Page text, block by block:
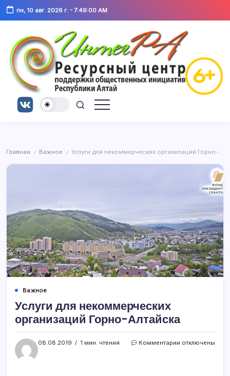
Перейтипн, 10 авг. 2026 г. - 7:49:00 AM
Ресурсный
центр
г.
Горно-
Ресурсный
Центр
активистов
Горно-
Алтайска
общественных
инициатив
Горно-
Алтайска
«ИнтегРА»
организаций
и
гражданских
Горно-
Алтайска
Республики
Алтай
Главная / Важное / Услуги для некоммерческих организаций Горно-Алтайска
Важное
Услуги для некоммерческих
организаций Горно-Алтайска
08.08.2019 1 мин. чтения Комментарии котключены